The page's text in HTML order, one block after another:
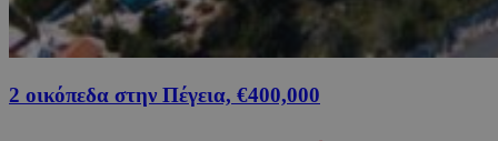
2 οικόπεδα στην Πέγεια, €400,000